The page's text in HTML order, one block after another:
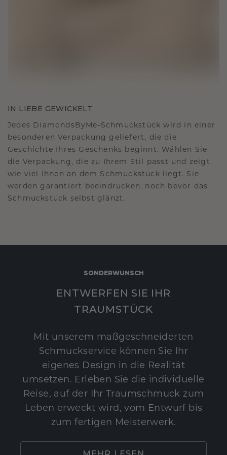
IN LIEBE GEWICKELT
Jedes DiamondsByMe-Schmuckstück wird in einer
besonderen Verpackung geliefert, die die
Geschichte Ihres Geschenks beginnt. Wählen Sie
die Verpackung, die zu Ihrem Stil passt und zeigt,
wie viel Ihnen an dem Schmuckstück liegt. Sie
werden garantiert beeindrucken, noch bevor das
Schmuckstück selbst glänzt.
SONDERWUNSCH
ENTWERFEN SIE IHR
TRAUMSTÜCK
Mit unserem maßgeschneiderten
Schmuckservice können Sie Ihr
eigenes Design in die Realität
umsetzen. Erleben Sie die individuelle
Reise, auf der Ihr Traumschmuck zum
Leben erweckt wird, vom Entwurf bis
zum fertigen Meisterwerk.